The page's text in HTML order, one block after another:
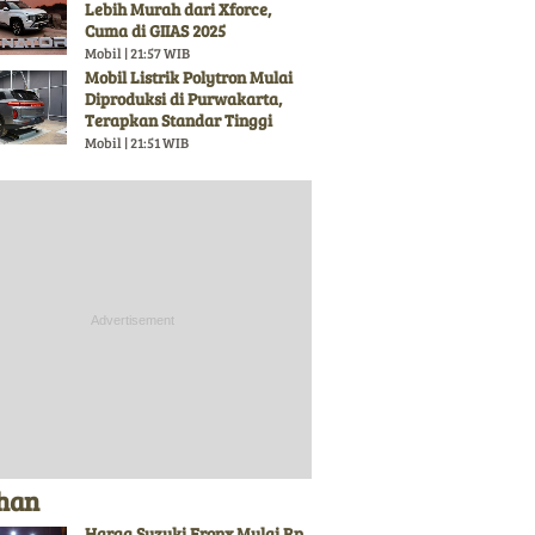
Lebih Murah dari Xforce,
Cuma di GIIAS 2025
Mobil | 21:57 WIB
Mobil Listrik Polytron Mulai
Diproduksi di Purwakarta,
Terapkan Standar Tinggi
Mobil | 21:51 WIB